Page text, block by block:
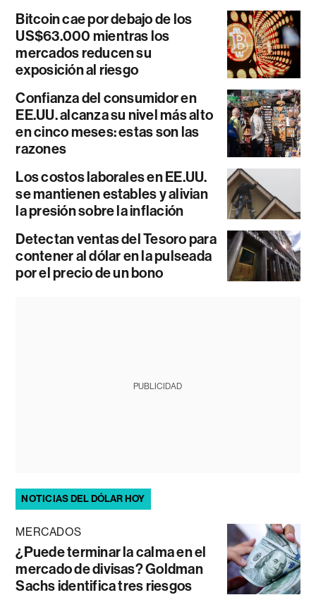
Bitcoin cae por debajo de los
US$63.000 mientras los
mercados reducen su
exposición al riesgo
Confianza del consumidor en
EE.UU. alcanza su nivel más alto
en cinco meses: estas son las
razones
Los costos laborales en EE.UU.
se mantienen estables y alivian
la presión sobre la inflación
Detectan ventas del Tesoro para
contener al dólar en la pulseada
por el precio de un bono
PUBLICIDAD
NOTICIAS DEL DÓLAR HOY
MERCADOS
¿Puede terminar la calma en el
mercado de divisas? Goldman
Sachs identifica tres riesgos